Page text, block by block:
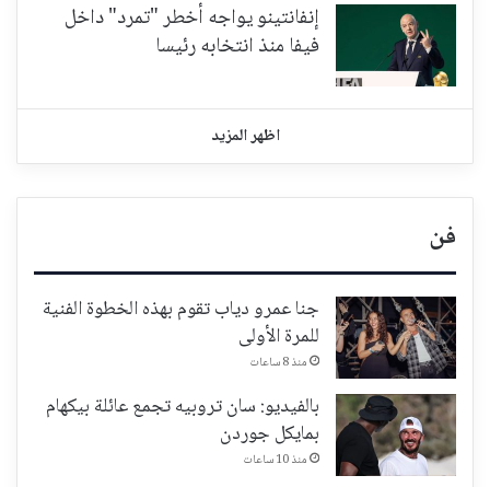
إنفانتينو يواجه أخطر "تمرد" داخل
فيفا منذ انتخابه رئيسا
اظهر المزيد
فن
جنا عمرو دياب تقوم بهذه الخطوة الفنية
للمرة الأولى
منذ 8 ساعات
بالفيديو: سان تروبيه تجمع عائلة بيكهام
بمايكل جوردن
منذ 10 ساعات